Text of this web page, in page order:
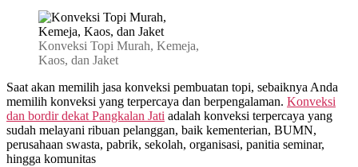
WA
0815
995
6854
Konveksi Topi Murah, Kemeja,
Kaos, dan Jaket
Saat akan memilih jasa konveksi pembuatan topi, sebaiknya Anda
memilih konveksi yang terpercaya dan berpengalaman. Konveksi
dan bordir dekat Pangkalan Jati adalah konveksi terpercaya yang
sudah melayani ribuan pelanggan, baik kementerian, BUMN,
perusahaan swasta, pabrik, sekolah, organisasi, panitia seminar,
hingga komunitas